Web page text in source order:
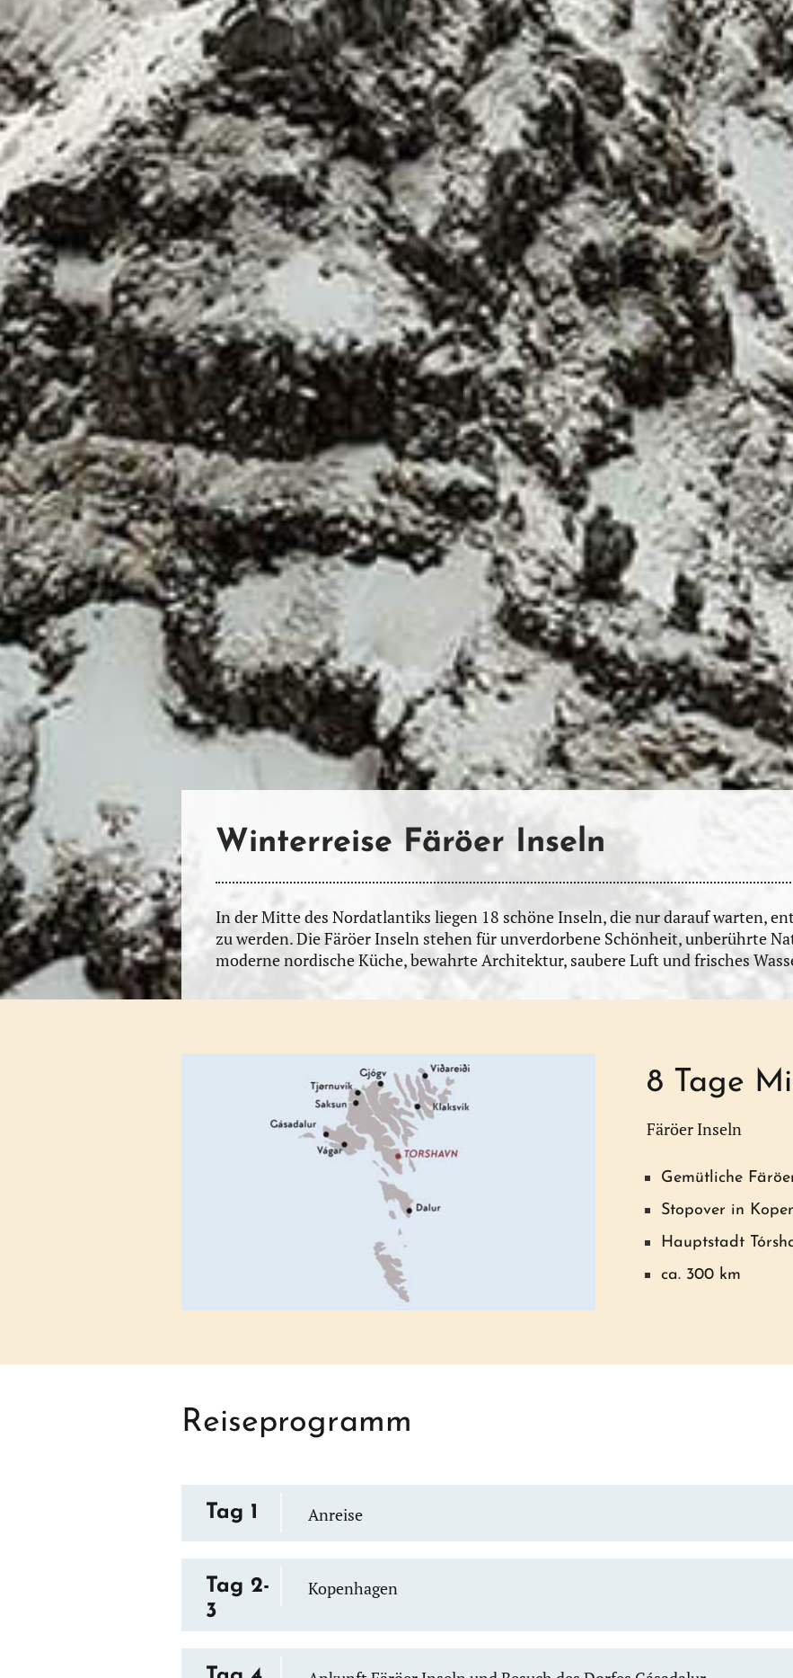
Winterreise Färöer Inseln
In der Mitte des Nordatlantiks liegen 18 schöne Inseln, die nur darauf warten,
zu werden. Die Färöer Inseln stehen für unverdorbene Schönheit, unberührte
moderne nordische Küche, bewahrte Architektur, saubere Luft und frisches
8 Tage
Färöer Inseln
Gemütliche
Stopover in
Hauptstadt
ca. 300 km
Reiseprogramm
Tag 1 Anreise
Tag 2-
3
Kopenhagen